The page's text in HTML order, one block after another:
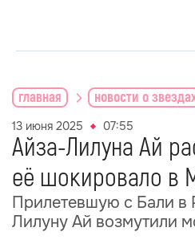
главная новости о
13 июня 2025 07:55
Айза-Лилуна Ай
её шокировало в
Прилетевшую с Бали в
Лилуну Ай возмутили